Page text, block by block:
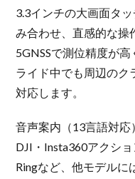
3.3インチの大画面タ
み合わせ、直感的な操
5GNSSで測位精度が
ライド中でも周辺のク
対応します。
音声案内（13言語対応
DJI・Insta360アクシ
Ringなど、他モデルに